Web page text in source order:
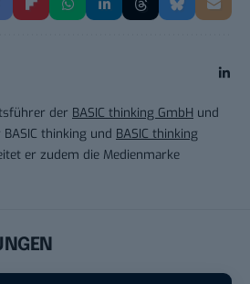
der BASIC thinking GmbH und
thinking und BASIC thinking
er zudem die Medienmarke